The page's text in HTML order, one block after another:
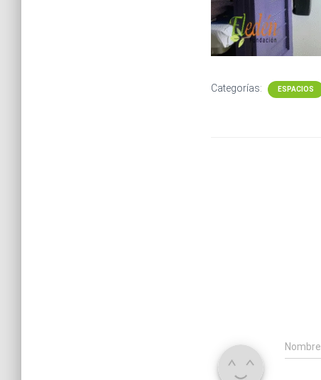
Categorías: ESPACIOS
Nombre